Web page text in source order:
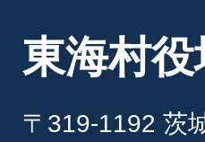
東海村役
〒319-1192 茨